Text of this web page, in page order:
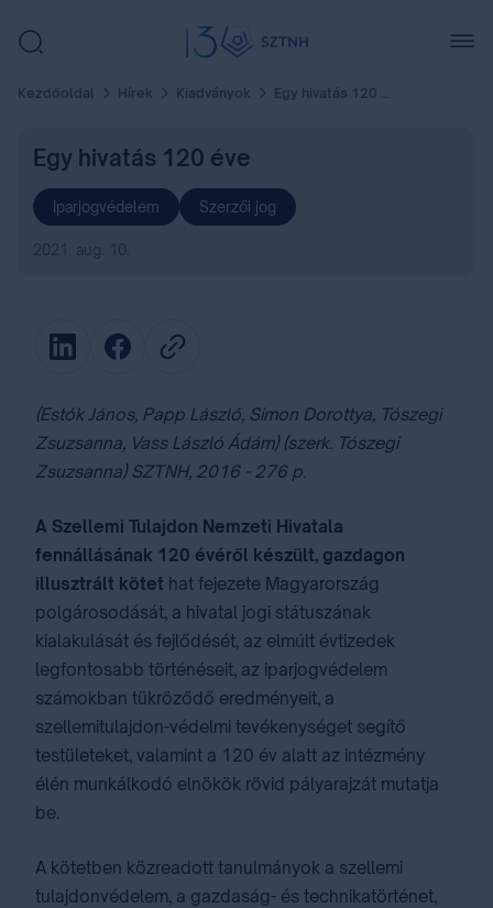
Kezdőoldal Hírek Kiadványok Egy hivatás 120 éve
Egy hivatás 120 éve
Iparjogvédelem Szerzői jog
2021. aug. 10.
(Estók János, Papp László, Simon Dorottya, Tószegi
Zsuzsanna, Vass László Ádám) (szerk. Tószegi
Zsuzsanna) SZTNH, 2016 - 276 p.
A Szellemi Tulajdon Nemzeti Hivatala
fennállásának 120 évéről készült, gazdagon
illusztrált kötet hat fejezete Magyarország
polgárosodását, a hivatal jogi státuszának
kialakulását és fejlődését, az elmúlt évtizedek
legfontosabb történéseit, az iparjogvédelem
számokban tükröződő eredményeit, a
szellemitulajdon-védelmi tevékenységet segítő
testületeket, valamint a 120 év alatt az intézmény
élén munkálkodó elnökök rövid pályarajzát mutatja
be.
A kötetben közreadott tanulmányok a szellemi
tulajdonvédelem, a gazdaság- és technikatörténet,